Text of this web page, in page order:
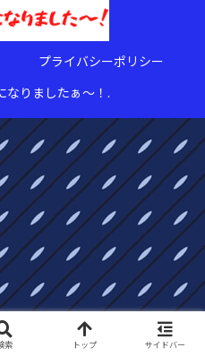
プライバシーポリシー
りましたぁ〜！.
索 トップ サイドバー